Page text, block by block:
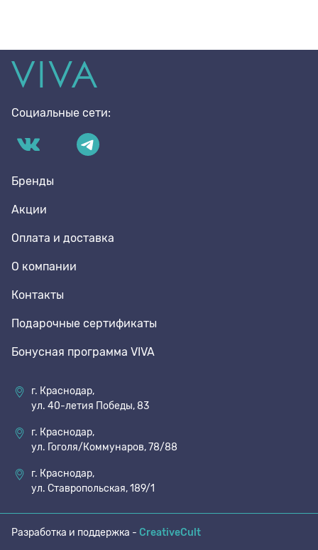
Социальные сети:
Бренды
Акции
Оплата и доставка
О компании
Контакты
Подарочные сертификаты
Бонусная программа VIVA
г. Краснодар,
ул. 40-летия Победы, 83
г. Краснодар,
ул. Гоголя/Коммунаров, 78/88
г. Краснодар,
ул. Ставропольская, 189/1
Разработка и поддержка - CreativeCult